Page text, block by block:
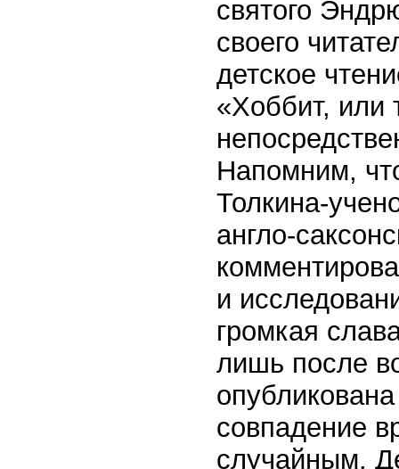
святого
своего
детское
«Хоббит, или
Напомним,
Толкина-
англо-
и
громкая
лишь после
совпадение
случайным.